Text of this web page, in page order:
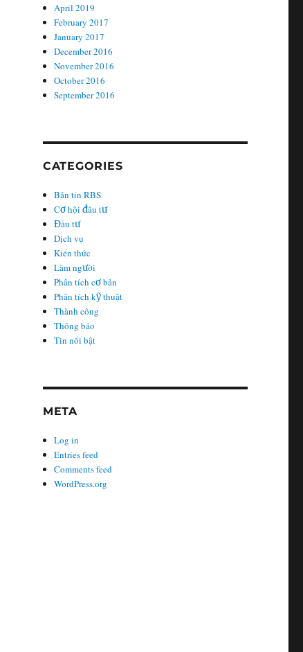
April 2019
February 2017
January 2017
December 2016
November 2016
October 2016
September 2016
CATEGORIES
Bản tin RBS
Cơ hội đầu tư
Đầu tư
Dịch vụ
Kiến thức
Làm người
Phân tích cơ bản
Phân tích kỹ thuật
Thành công
Thông báo
Tin nổi bật
META
Log in
Entries feed
Comments feed
WordPress.org